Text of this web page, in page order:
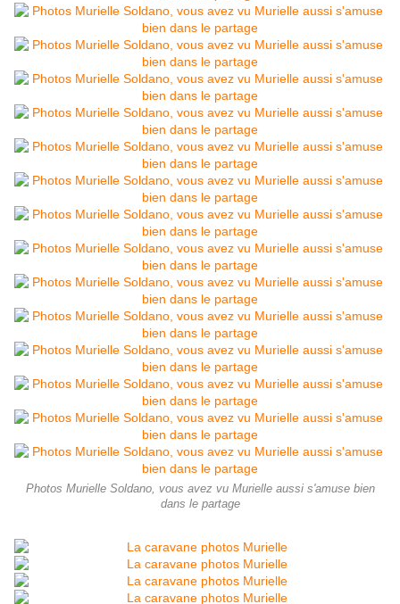
Photos Murielle Soldano, vous avez vu Murielle aussi s'amuse bien
dans le partage